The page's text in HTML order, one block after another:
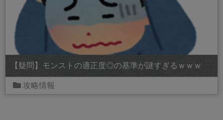
【疑問】モンストの適正度◎の基準が謎すぎるｗｗｗ
攻略情報